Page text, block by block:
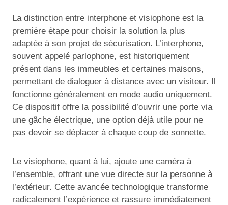
La distinction entre interphone et visiophone est la
première étape pour choisir la solution la plus
adaptée à son projet de sécurisation. L’interphone,
souvent appelé parlophone, est historiquement
présent dans les immeubles et certaines maisons,
permettant de dialoguer à distance avec un visiteur. Il
fonctionne généralement en mode audio uniquement.
Ce dispositif offre la possibilité d’ouvrir une porte via
une gâche électrique, une option déjà utile pour ne
pas devoir se déplacer à chaque coup de sonnette.
Le visiophone, quant à lui, ajoute une caméra à
l’ensemble, offrant une vue directe sur la personne à
l’extérieur. Cette avancée technologique transforme
radicalement l’expérience et rassure immédiatement